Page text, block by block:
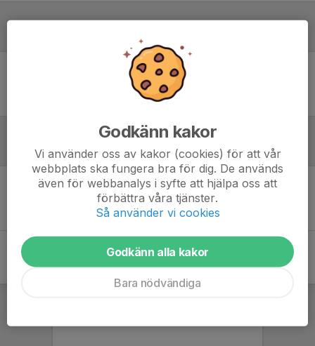
Ingen uppställning ifylld
Inför match
Inget skrivet
Godkänn kakor
Vi använder oss av kakor (cookies) för att vår
webbplats ska fungera bra för dig. De används
även för webbanalys i syfte att hjälpa oss att
förbättra våra tjänster.
Så använder vi cookies
Godkänn alla kakor
Bara nödvändiga